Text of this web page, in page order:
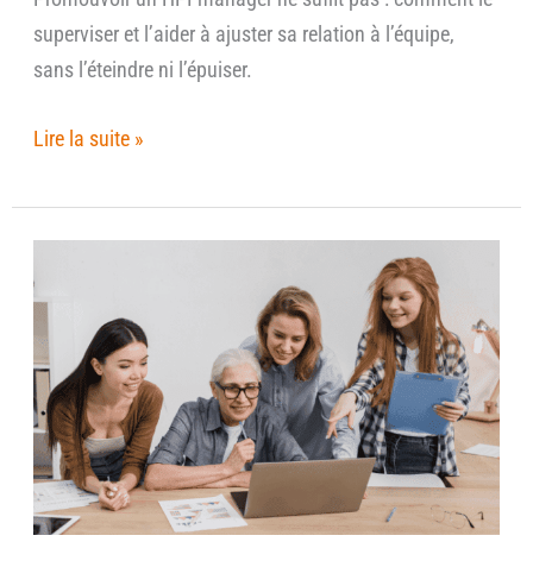
superviser et l’aider à ajuster sa relation à l’équipe,
sans l’éteindre ni l’épuiser.
Lire la suite »
Mentoring
quand
les
jeunes
forment
leurs
managers